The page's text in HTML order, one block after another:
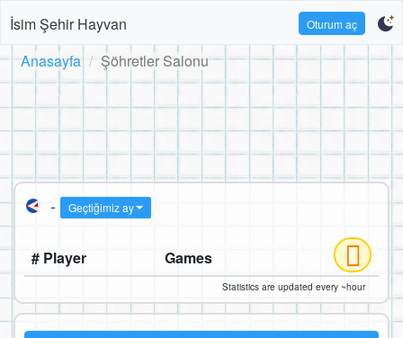
İsim Şehir Hayvan Oturum aç
Anasayfa Şöhretler Salonu
- Geçtiğimiz ay
# Player Games
Statistics are updated every ~hour